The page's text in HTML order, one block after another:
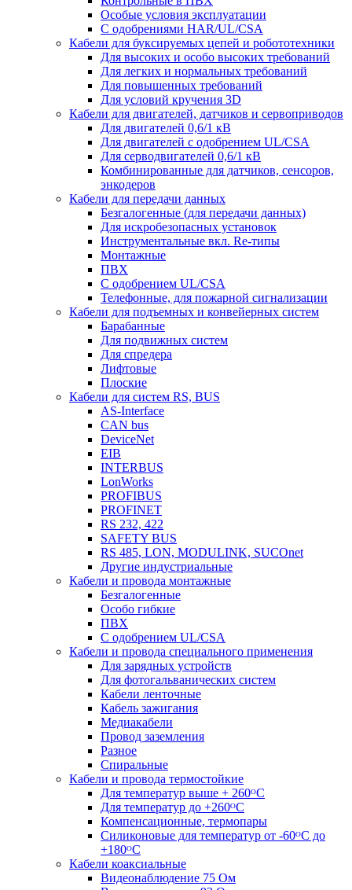
Особые условия эксплуатации
С одобрениями HAR/UL/CSA
Кабели для буксируемых цепей и робототехники
Для высоких и особо высоких требований
Для легких и нормальных требований
Для повышенных требований
Для условий кручения 3D
Кабели для двигателей, датчиков и сервоприводов
Для двигателей 0,6/1 кВ
Для двигателей с одобрением UL/CSA
Для серводвигателей 0,6/1 кВ
Комбинированные для датчиков, cенсоров,
энкодеров
Кабели для передачи данных
Безгалогенные (для передачи данных)
Для искробезопасных установок
Инструментальные вкл. Re-типы
Монтажные
ПВХ
С одобрением UL/CSA
Телефонные, для пожарной сигнализации
Кабели для подъемных и конвейерных систем
Барабанные
Для подвижных систем
Для спредера
Лифтовые
Плоские
Кабели для систем RS, BUS
AS-Interface
CAN bus
DeviceNet
EIB
INTERBUS
LonWorks
PROFIBUS
PROFINET
RS 232, 422
SAFETY BUS
RS 485, LON, MODULINK, SUCOnet
Другие индустриальные
Кабели и провода монтажные
Безгалогенные
Особо гибкие
ПВХ
С одобрением UL/CSA
Кабели и провода специального применения
Для зарядных устройств
Для фотогальванических систем
Кабели ленточные
Кабель зажигания
Медиакабели
Провод заземления
Разное
Спиральные
Кабели и провода термостойкие
Для температур выше + 260ᴼС
Для температур до +260ᴼС
Компенсационные, термопары
Силиконовые для температур от -60ᴼC до
+180ᴼС
Кабели коаксиальные
Видеонаблюдение 75 Ом